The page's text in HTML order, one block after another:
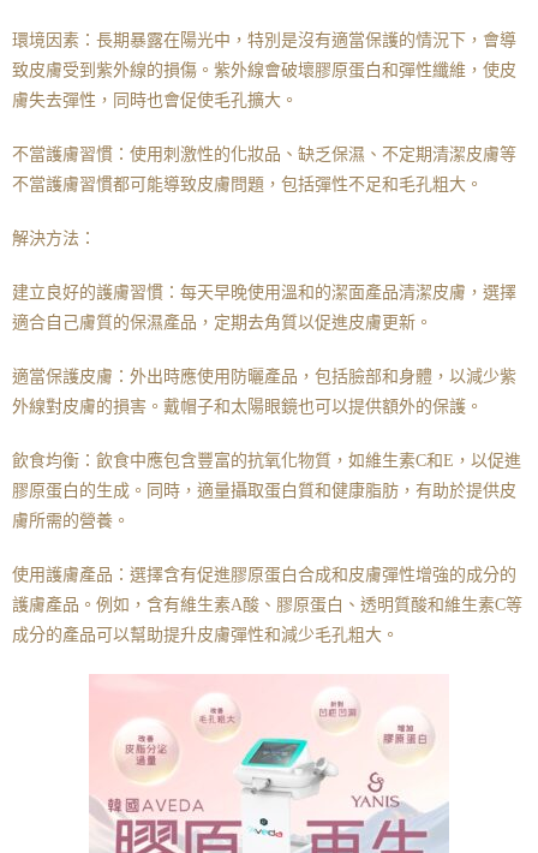
環境因素：長期暴露在陽光中，特別是沒有適當保護的情況下，會導
致皮膚受到紫外線的損傷。紫外線會破壞膠原蛋白和彈性纖維，使皮
膚失去彈性，同時也會促使毛孔擴大。
不當護膚習慣：使用刺激性的化妝品、缺乏保濕、不定期清潔皮膚等
不當護膚習慣都可能導致皮膚問題，包括彈性不足和毛孔粗大。
解決方法：
建立良好的護膚習慣：每天早晚使用溫和的潔面產品清潔皮膚，選擇
適合自己膚質的保濕產品，定期去角質以促進皮膚更新。
適當保護皮膚：外出時應使用防曬產品，包括臉部和身體，以減少紫
外線對皮膚的損害。戴帽子和太陽眼鏡也可以提供額外的保護。
飲食均衡：飲食中應包含豐富的抗氧化物質，如維生素C和E，以促進
膠原蛋白的生成。同時，適量攝取蛋白質和健康脂肪，有助於提供皮
膚所需的營養。
使用護膚產品：選擇含有促進膠原蛋白合成和皮膚彈性增強的成分的
護膚產品。例如，含有維生素A酸、膠原蛋白、透明質酸和維生素C等
成分的產品可以幫助提升皮膚彈性和減少毛孔粗大。